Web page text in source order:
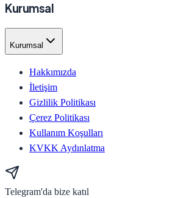
Kurumsal
Kurumsal
Hakkımızda
İletişim
Gizlilik Politikası
Çerez Politikası
Kullanım Koşulları
KVKK Aydınlatma
Telegram'da bize katıl